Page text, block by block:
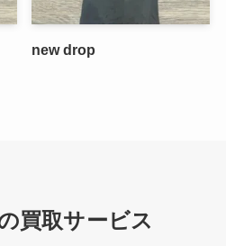
new drop
買取サービス